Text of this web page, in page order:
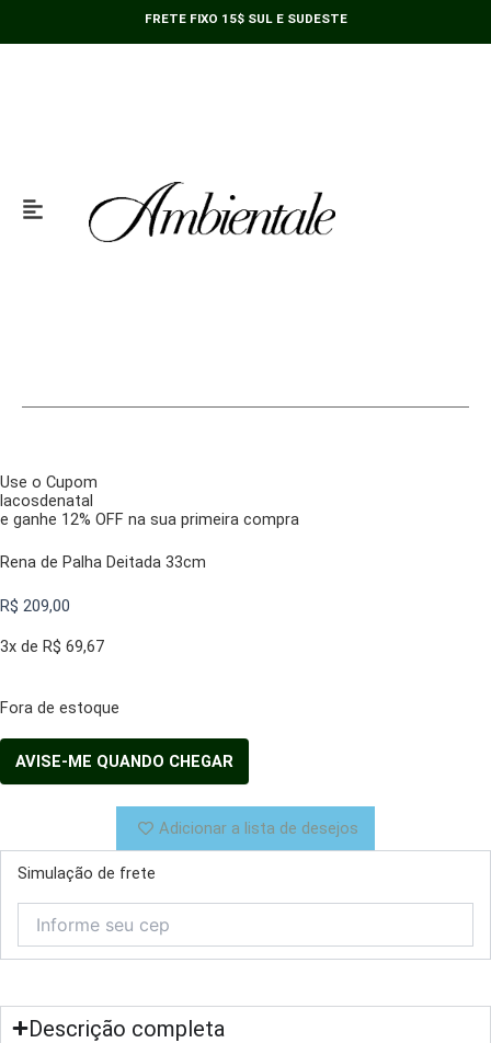
FRETE FIXO 15$ SUL E SUDESTE
Use o Cupom
lacosdenatal
e ganhe 12% OFF na sua primeira compra
Rena de Palha Deitada 33cm
R$ 209,00
3x de R$ 69,67
Fora de estoque
Adicionar a lista de desejos
Simulação de frete
Descrição completa